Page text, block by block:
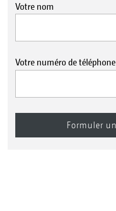
Votre nom
Votre numéro de téléphone